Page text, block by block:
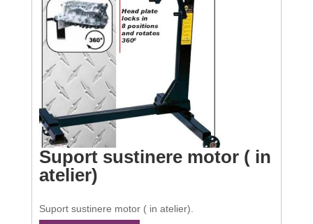
Suport sustinere motor ( in
atelier)
Suport sustinere motor ( in atelier).